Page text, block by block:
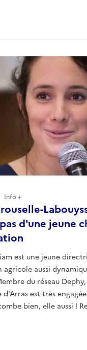
d'une jeune
est une jeune
aussi
du réseau
d'Arras est très
bien, elle aussi !
Info +